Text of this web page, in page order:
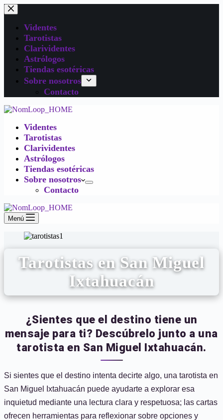
Videntes
Tarotistas
Clarividentes
Astrólogos
Tiendas esotéricas
Sobre nosotros
Contacto
Videntes
Tarotistas
Clarividentes
Astrólogos
Tiendas esotéricas
Sobre nosotros
Contacto
Menú
Tarotistas en San Miguel
Ixtahuacán
¿Sientes que el destino tiene un
mensaje para ti? Descúbrelo junto a una
tarotista en San Miguel Ixtahuacán.
Si sientes que el destino intenta decirte algo, una tarotista en
San Miguel Ixtahuacán puede ayudarte a explorar esa
inquietud mediante una lectura clara y respetuosa; las cartas
ofrecen herramientas para reflexionar sobre opciones y